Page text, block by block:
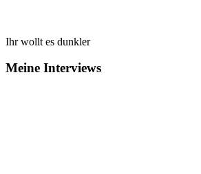
Ihr wollt es dunkler
Meine Interviews